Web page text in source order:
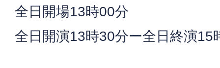
全日開場13時00分
全日開演13時30分ー全日終演15